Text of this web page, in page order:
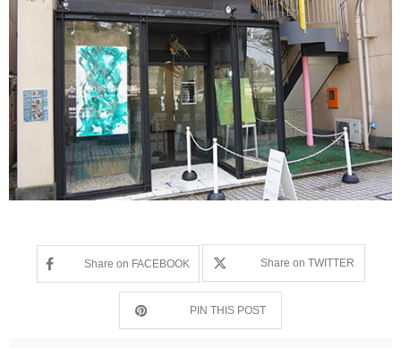
Share on FACEBOOK Share on TWITTER
PIN THIS POST